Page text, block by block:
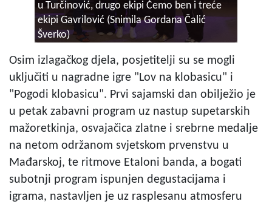
u Turčinović, drugo ekipi Ćemo ben i treće
ekipi Gavrilović (Snimila Gordana Čalić
Šverko)
Osim izlagačkog djela, posjetitelji su se mogli
uključiti u nagradne igre "Lov na klobasicu" i
"Pogodi klobasicu". Prvi sajamski dan obilježio je
u petak zabavni program uz nastup supetarskih
mažoretkinja, osvajačica zlatne i srebrne medalje
na netom održanom svjetskom prvenstvu u
Mađarskoj, te ritmove Etaloni banda, a bogati
subotnji program ispunjen degustacijama i
igrama, nastavljen je uz rasplesanu atmosferu